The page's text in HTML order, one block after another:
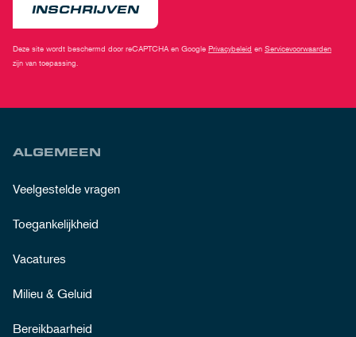
INSCHRIJVEN
Deze site wordt beschermd door reCAPTCHA en Google Privacybeleid en Servicevoorwaarden
zijn van toepassing.
ALGEMEEN
Veelgestelde vragen
Toegankelijkheid
Vacatures
Milieu & Geluid
Bereikbaarheid